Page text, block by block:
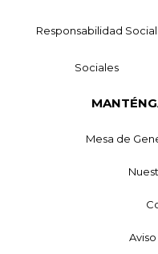
Responsabilidad Social
Sociales
Mesa de